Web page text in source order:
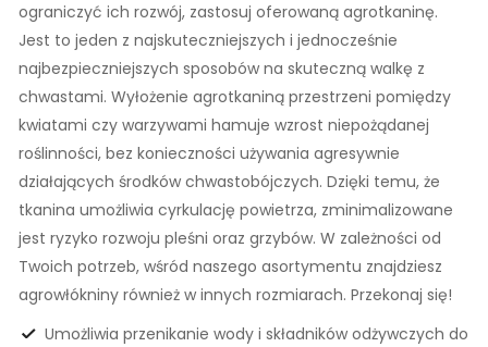
ograniczyć ich rozwój, zastosuj oferowaną agrotkaninę.
Jest to jeden z najskuteczniejszych i jednocześnie
najbezpieczniejszych sposobów na skuteczną walkę z
chwastami. Wyłożenie agrotkaniną przestrzeni pomiędzy
kwiatami czy warzywami hamuje wzrost niepożądanej
roślinności, bez konieczności używania agresywnie
działających środków chwastobójczych. Dzięki temu, że
tkanina umożliwia cyrkulację powietrza, zminimalizowane
jest ryzyko rozwoju pleśni oraz grzybów. W zależności od
Twoich potrzeb, wśród naszego asortymentu znajdziesz
agrowłókniny również w innych rozmiarach. Przekonaj się!
Umożliwia przenikanie wody i składników odżywczych do